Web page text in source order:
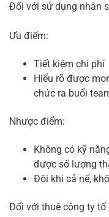
Đối với sử dụng nhân
Ưu điểm:
Tiết kiệm chi phí
Hiểu rõ được
chức ra buổi
Nhược điểm:
Không có kỹ
được số lượng
Đôi khi cả nể,
Đối với thuê công ty